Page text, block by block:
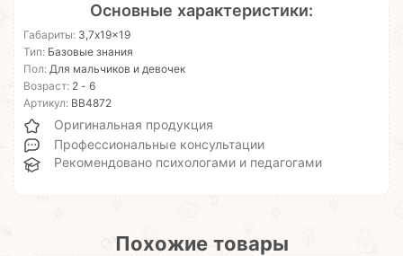
Основные характеристики:
Габариты: 3,7x19x19
Тип: Базовые знания
Пол: Для мальчиков и девочек
Возраст: 2 - 6
Артикул: ВВ4872
Оригинальная продукция
Профессиональные консультации
Рекомендовано психологами и педагогами
Похожие товары